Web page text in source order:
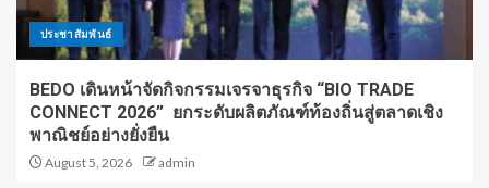
ประชาสัมพันธ์
BEDO เดินหน้าจัดกิจกรรมเจรจาธุรกิจ “BIO TRADE
CONNECT 2026” ยกระดับผลิตภัณฑ์ท้องถิ่นสู่ตลาดเชิง
พาณิชย์อย่างยั่งยืน
August 5, 2026 admin